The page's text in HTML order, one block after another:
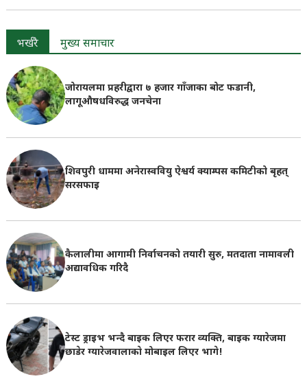
भर्खरै मुख्य समाचार
जोरायलमा प्रहरीद्वारा ७ हजार गाँजाका बोट फडानी,
लागूऔषधविरुद्ध जनचेना
शिवपुरी धाममा अनेरास्ववियु ऐश्वर्य क्याम्पस कमिटीको बृहत्
सरसफाइ
कैलालीमा आगामी निर्वाचनको तयारी सुरु, मतदाता नामावली
अद्यावधिक गरिदै
टेस्ट ड्राइभ भन्दै बाइक लिएर फरार व्यक्ति, बाइक ग्यारेजमा
छाडेर ग्यारेजवालाकाे मोबाइल लिएर भागे!